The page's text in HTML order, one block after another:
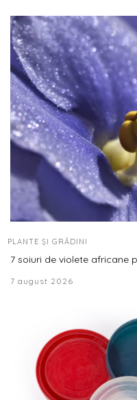
PLANTE ȘI GRĂDINI
7 soiuri de violete africane
7 august 2026